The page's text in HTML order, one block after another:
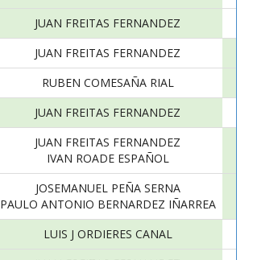
JUAN FREITAS FERNANDEZ
JUAN FREITAS FERNANDEZ
RUBEN COMESAÑA RIAL
JUAN FREITAS FERNANDEZ
JUAN FREITAS FERNANDEZ
IVAN ROADE ESPAÑOL
JOSEMANUEL PEÑA SERNA
PAULO ANTONIO BERNARDEZ IÑARREA
LUIS J ORDIERES CANAL